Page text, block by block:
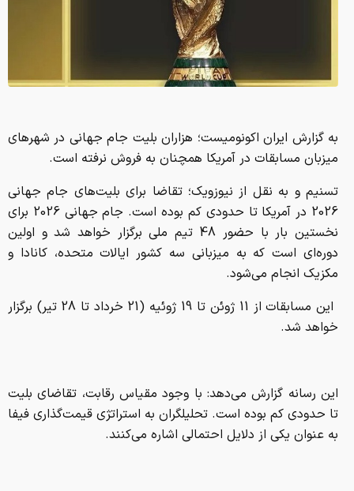
به گزارش ایران اکونومیست؛ هزاران بلیت جام جهانی در شهرهای
میزبان مسابقات در آمریکا همچنان به فروش نرفته است.
تسنیم و به نقل از نیوزویک؛ تقاضا برای بلیت‌های جام جهانی
2026 در آمریکا تا حدودی کم بوده است. جام جهانی 2026 برای
نخستین بار با حضور 48 تیم ملی برگزار خواهد شد و اولین
دوره‌ای است که به میزبانی سه کشور ایالات متحده، کانادا و
مکزیک انجام می‌شود.
این مسابقات از 11 ژوئن تا 19 ژوئیه (21 خرداد تا 28 تیر) برگزار
خواهد شد.
این رسانه گزارش می‌دهد: با وجود مقیاس رقابت، تقاضای بلیت
تا حدودی کم بوده است. تحلیلگران به استراتژی قیمت‌گذاری فیفا
به‌ عنوان یکی از دلایل احتمالی اشاره می‌کنند.